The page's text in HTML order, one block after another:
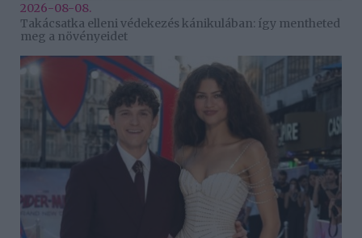
2026-08-08.
Takácsatka elleni védekezés kánikulában: így mentheted
meg a növényeidet